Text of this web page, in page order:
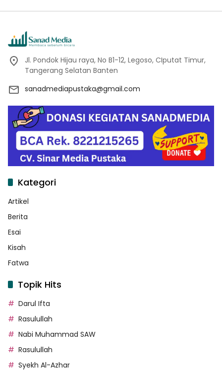
Jl. Pondok Hijau raya, No B1-12, Legoso, CIputat Timur,
Tangerang Selatan Banten
sanadmediapustaka@gmail.com
Kategori
Artikel
Berita
Esai
Kisah
Fatwa
Topik Hits
Darul Ifta
Rasulullah
Nabi Muhammad SAW
Rasulullah
Syekh Al-Azhar